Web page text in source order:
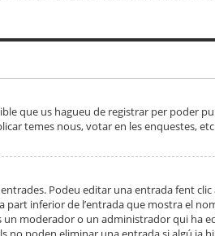
que us hagueu de registrar per poder
temes nous, votar en les enquestes,
Podeu editar una entrada fent clic
inferior de l’entrada que mostra el
moderador o un administrador qui ha